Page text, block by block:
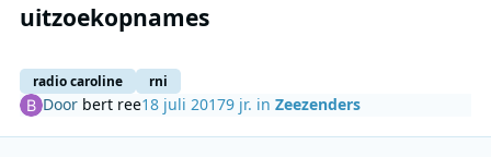
uitzoekopnames
radio caroline rni
Door bert ree18 juli 20179 jr. inZeezenders